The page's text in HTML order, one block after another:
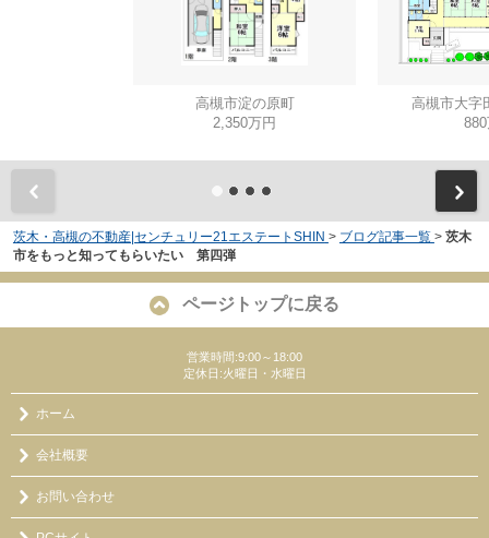
高槻市淀の原町
2,350万円
高槻市大字
茨木・高槻の不動産|センチュリー21エステートSHIN > ブログ記事一覧 > 茨木
市をもっと知ってもらいたい 第四弾
ページトップに戻る
営業時間:9:00～18:00
定休日:火曜日・水曜日
ホーム
会社概要
お問い合わせ